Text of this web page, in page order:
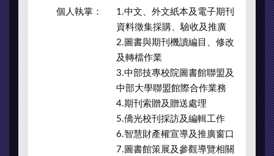
個人執掌：
1.中文、外文紙本及電子期刊
資料徵集採購、驗收及推廣
2.圖書與期刊機讀編目、修改
及轉檔作業
3.中部技專校院圖書館聯盟及
中部大學聯盟館際合作業務
4.期刊索贈及贈送處理
5.僑光校刊採訪及編輯工作
6.智慧財產權宣導及推廣窗口
7.圖書館策展及參觀導覽相關